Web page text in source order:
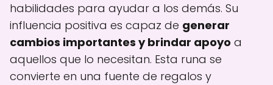
habilidades para ayudar a los demás. Su
influencia positiva es capaz de generar
cambios importantes y brindar apoyo a
aquellos que lo necesitan. Esta runa se
convierte en una fuente de regalos y